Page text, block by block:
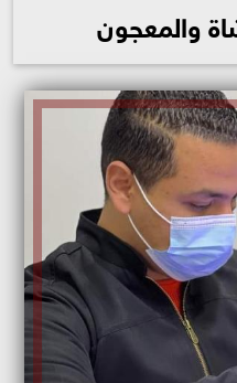
والمعجون